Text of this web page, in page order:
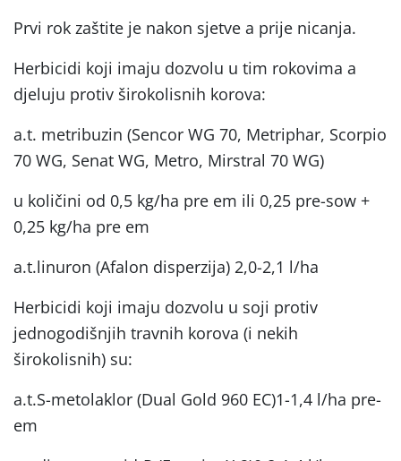
Prvi rok zaštite je nakon sjetve a prije nicanja.
Herbicidi koji imaju dozvolu u tim rokovima a
djeluju protiv širokolisnih korova:
a.t. metribuzin (Sencor WG 70, Metriphar, Scorpio
70 WG, Senat WG, Metro, Mirstral 70 WG)
u količini od 0,5 kg/ha pre em ili 0,25 pre-sow +
0,25 kg/ha pre em
a.t.linuron (Afalon disperzija) 2,0-2,1 l/ha
Herbicidi koji imaju dozvolu u soji protiv
jednogodišnjih travnih korova (i nekih
širokolisnih) su:
a.t.S-metolaklor (Dual Gold 960 EC)1-1,4 l/ha pre-
em